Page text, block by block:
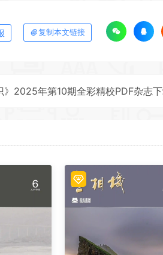
复制本文链接
》2025年第10期全彩精校PDF杂志